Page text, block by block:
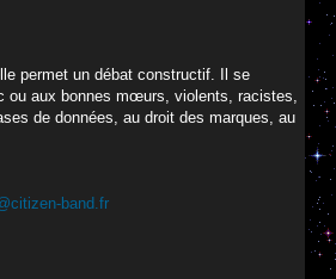
permet un débat constructif. Il se
ou aux bonnes mœurs, violents, racistes,
de données, au droit des marques, au
band.fr